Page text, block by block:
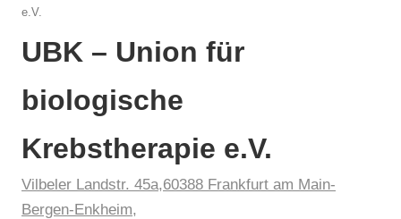
e.V.
UBK – Union für
biologische
Krebstherapie e.V.
Vilbeler Landstr. 45a,60388 Frankfurt am Main-
Bergen-Enkheim,